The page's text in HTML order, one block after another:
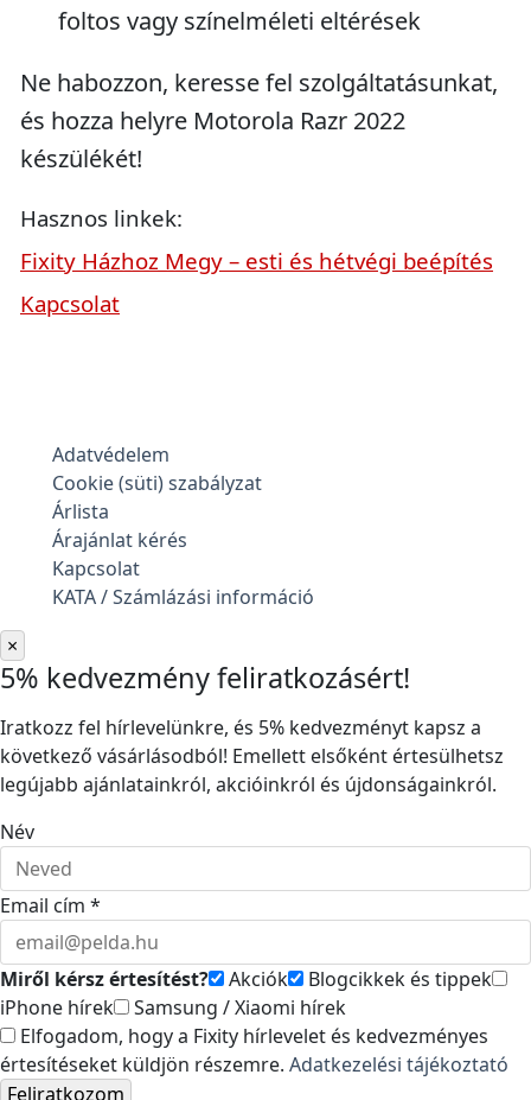
foltos vagy színelméleti eltérések
Ne habozzon, keresse fel szolgáltatásunkat,
és hozza helyre Motorola Razr 2022
készülékét!
Hasznos linkek:
Fixity Házhoz Megy – esti és hétvégi beépítés
Kapcsolat
Adatvédelem
Cookie (süti) szabályzat
Árlista
Árajánlat kérés
Kapcsolat
KATA / Számlázási információ
×
5% kedvezmény feliratkozásért!
Iratkozz fel hírlevelünkre, és 5% kedvezményt kapsz a
következő vásárlásodból! Emellett elsőként értesülhetsz
legújabb ajánlatainkról, akcióinkról és újdonságainkról.
Név
Email cím *
Miről kérsz értesítést? Akciók
Blogcikkek és tippek
iPhone hírek
Samsung / Xiaomi hírek
Elfogadom, hogy a Fixity hírlevelet és kedvezményes
értesítéseket küldjön részemre. Adatkezelési tájékoztató
Feliratkozom